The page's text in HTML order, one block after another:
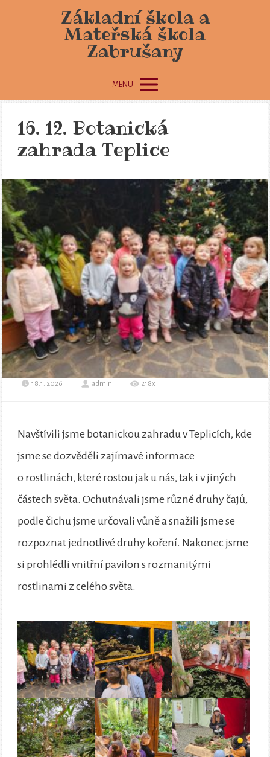
Základní škola a
Mateřská škola
Zabrušany
MENU
16. 12. Botanická
zahrada Teplice
18.1. 2026 admin 218x
Navštívili jsme botanickou zahradu v Teplicích, kde
jsme se dozvěděli zajímavé informace
o rostlinách, které rostou jak u nás, tak i v jiných
částech světa. Ochutnávali jsme různé druhy čajů,
podle čichu jsme určovali vůně a snažili jsme se
rozpoznat jednotlivé druhy koření. Nakonec jsme
si prohlédli vnitřní pavilon s rozmanitými
rostlinami z celého světa.